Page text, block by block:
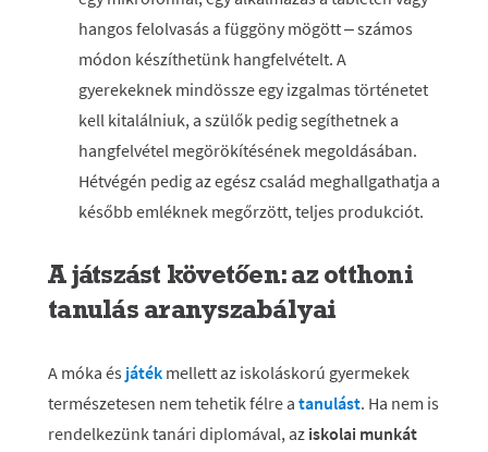
hangos felolvasás a függöny mögött – számos
módon készíthetünk hangfelvételt. A
gyerekeknek mindössze egy izgalmas történetet
kell kitalálniuk, a szülők pedig segíthetnek a
hangfelvétel megörökítésének megoldásában.
Hétvégén pedig az egész család meghallgathatja a
később emléknek megőrzött, teljes produkciót.
A játszást követően: az otthoni
tanulás aranyszabályai
A móka és játék mellett az iskoláskorú gyermekek
természetesen nem tehetik félre a tanulást. Ha nem is
rendelkezünk tanári diplomával, az iskolai munkát